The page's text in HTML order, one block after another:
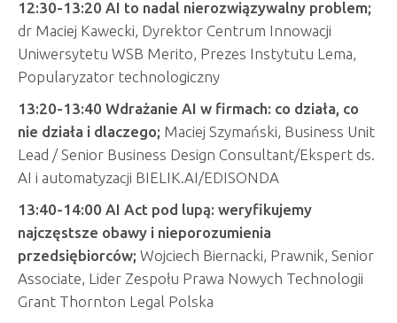
12:30-13:20 AI to nadal nierozwiązywalny problem;
dr Maciej Kawecki, Dyrektor Centrum Innowacji
Uniwersytetu WSB Merito, Prezes Instytutu Lema,
Popularyzator technologiczny
13:20-13:40 Wdrażanie AI w firmach: co działa, co
nie działa i dlaczego; Maciej Szymański, Business Unit
Lead / Senior Business Design Consultant/Ekspert ds.
AI i automatyzacji BIELIK.AI/EDISONDA
13:40-14:00 AI Act pod lupą: weryfikujemy
najczęstsze obawy i nieporozumienia
przedsiębiorców; Wojciech Biernacki, Prawnik, Senior
Associate, Lider Zespołu Prawa Nowych Technologii
Grant Thornton Legal Polska